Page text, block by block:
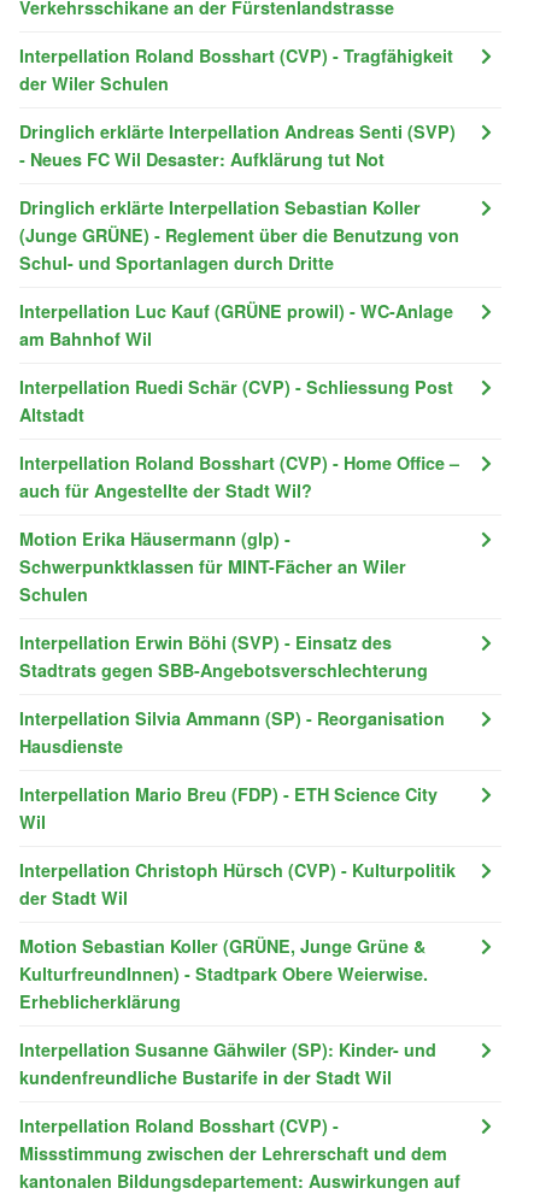
Verkehrsschikane an der Fürstenlandstrasse
Interpellation Roland Bosshart (CVP) - Tragfähigkeit
der Wiler Schulen
Dringlich erklärte Interpellation Andreas Senti (SVP)
- Neues FC Wil Desaster: Aufklärung tut Not
Dringlich erklärte Interpellation Sebastian Koller
(Junge GRÜNE) - Reglement über die Benutzung von
Schul- und Sportanlagen durch Dritte
Interpellation Luc Kauf (GRÜNE prowil) - WC-Anlage
am Bahnhof Wil
Interpellation Ruedi Schär (CVP) - Schliessung Post
Altstadt
Interpellation Roland Bosshart (CVP) - Home Office –
auch für Angestellte der Stadt Wil?
Motion Erika Häusermann (glp) -
Schwerpunktklassen für MINT-Fächer an Wiler
Schulen
Interpellation Erwin Böhi (SVP) - Einsatz des
Stadtrats gegen SBB-Angebotsverschlechterung
Interpellation Silvia Ammann (SP) - Reorganisation
Hausdienste
Interpellation Mario Breu (FDP) - ETH Science City
Wil
Interpellation Christoph Hürsch (CVP) - Kulturpolitik
der Stadt Wil
Motion Sebastian Koller (GRÜNE, Junge Grüne &
KulturfreundInnen) - Stadtpark Obere Weierwise.
Erheblicherklärung
Interpellation Susanne Gähwiler (SP): Kinder- und
kundenfreundliche Bustarife in der Stadt Wil
Interpellation Roland Bosshart (CVP) -
Missstimmung zwischen der Lehrerschaft und dem
kantonalen Bildungsdepartement: Auswirkungen auf